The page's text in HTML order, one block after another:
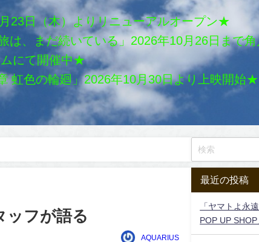
23日（木）よりリニューアルオープン★
、まだ続いている」2026年10月26日まで角
にて開催中★
虹色の輪廻」2026年10月30日より上映開始★
ッフが語る
AQUARIUS
最近の投稿
「ヤマトよ永
POP UP